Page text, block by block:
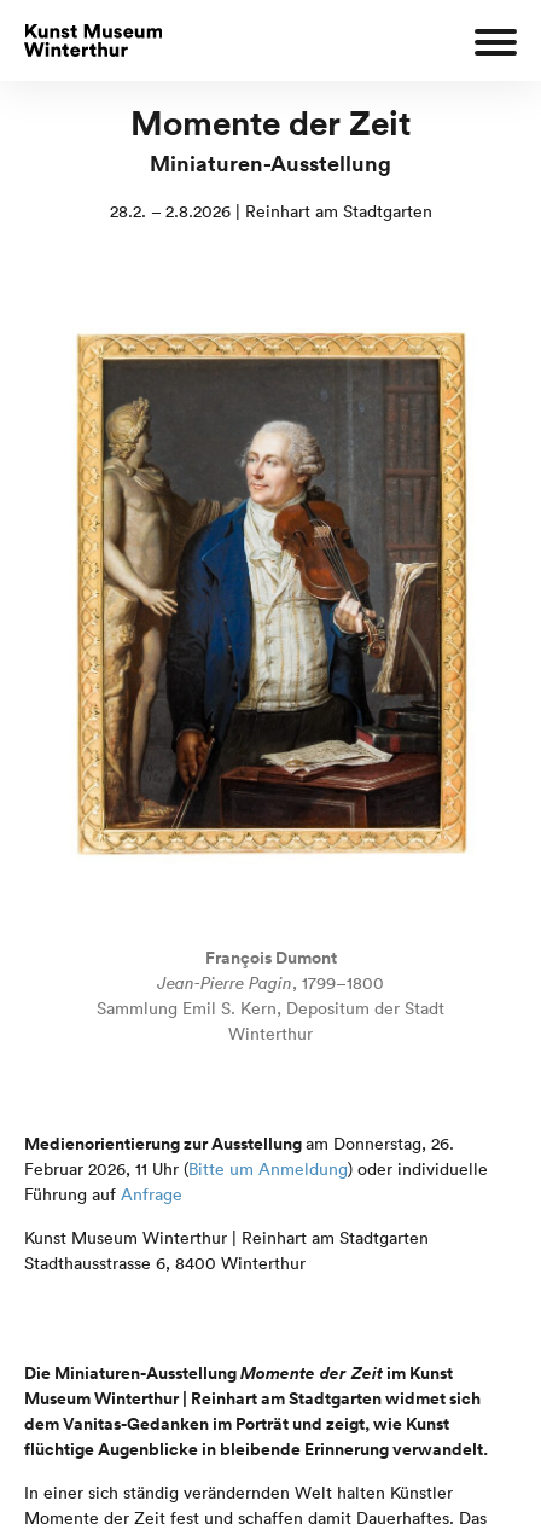
Momente der Zeit
Miniaturen-Ausstellung
28.2. – 2.8.2026 | Reinhart am Stadtgarten
François Dumont
Jean-Pierre Pagin, 1799–1800
Sammlung Emil S. Kern, Depositum der Stadt
Winterthur
Medienorientierung zur Ausstellungam Donnerstag, 26.
Februar 2026, 11 Uhr (Bitte um Anmeldung) oder individuelle
Führung auf Anfrage
Kunst Museum Winterthur | Reinhart am Stadtgarten
Stadthausstrasse 6, 8400 Winterthur
Die Miniaturen-AusstellungMomente der Zeit im Kunst
Museum Winterthur | Reinhart am Stadtgarten widmet sich
dem Vanitas-Gedanken im Porträt und zeigt, wie Kunst
flüchtige Augenblicke in bleibende Erinnerung verwandelt.
In einer sich ständig verändernden Welt halten Künstler
Momente der Zeit fest und schaffen damit Dauerhaftes. Das